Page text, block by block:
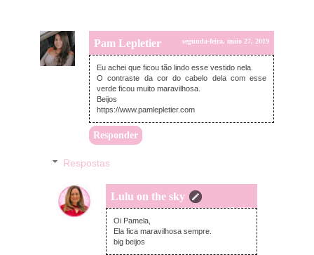
Pam Lepletier segunda-feira, maio 27, 2019
Eu achei que ficou tão lindo esse vestido nela.
O contraste da cor do cabelo dela com esse
verde ficou muito maravilhosa.
Beijos
https://www.pamlepletier.com
Responder
Respostas
Lulu on the sky
segunda-feira, maio 27, 2019
Oi Pamela,
Ela fica maravilhosa sempre.
big beijos